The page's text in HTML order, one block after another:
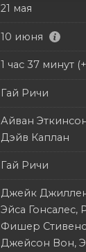
21 мая
10 июня
1 час 37 минут
Гай Ричи
Айван
Дэйв Каплан
Гай Ричи
Джейк
Эйса Гонсалес,
Фишер
Джейсон Вон,